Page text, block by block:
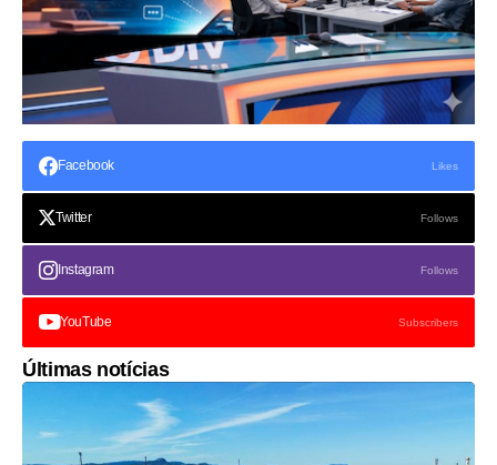
Facebook Likes
Twitter Follows
Instagram Follows
YouTube Subscribers
Últimas notícias